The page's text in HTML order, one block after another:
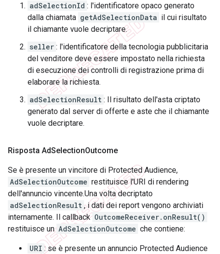
adSelectionId : l'identificatore opaco generato
dalla chiamata getAdSelectionData il cui risultato
il chiamante vuole decriptare.
seller : l'identificatore della tecnologia pubblicitaria
del venditore deve essere impostato nella richiesta
di esecuzione dei controlli di registrazione prima di
elaborare la richiesta.
adSelectionResult : Il risultato dell'asta criptato
generato dal server di offerte e aste che il chiamante
vuole decriptare.
Risposta AdSelectionOutcome
Se è presente un vincitore di Protected Audience,
AdSelectionOutcome restituisce l'URI di rendering
dell'annuncio vincente.Una volta decriptato
adSelectionResult , i dati dei report vengono archiviati
internamente. Il callback OutcomeReceiver.onResult()
restituisce un AdSelectionOutcome che contiene:
URI : se è presente un annuncio Protected Audience